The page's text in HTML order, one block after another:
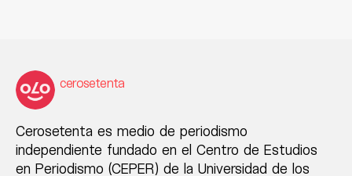
cerosetenta
Cerosetenta es medio de periodismo
independiente fundado en el Centro de Estudios
en Periodismo (CEPER) de la Universidad de los